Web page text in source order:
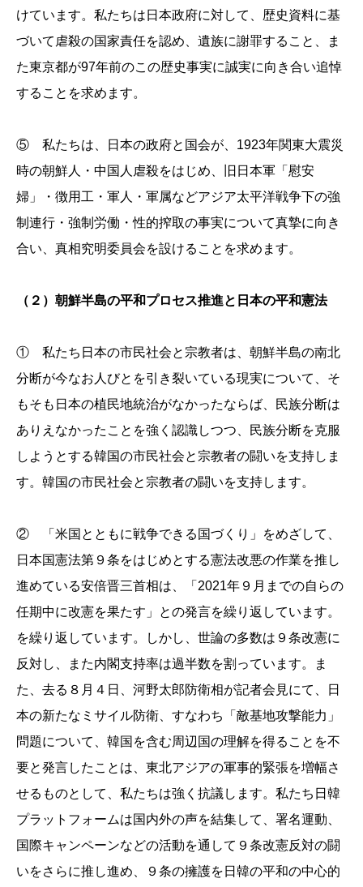
けています。私たちは日本政府に対して、歴史資料に基
づいて虐殺の国家責任を認め、遺族に謝罪すること、ま
た東京都が97年前のこの歴史事実に誠実に向き合い追悼
することを求めます。
⑤ 私たちは、日本の政府と国会が、1923年関東大震災
時の朝鮮人・中国人虐殺をはじめ、旧日本軍「慰安
婦」・徴用工・軍人・軍属などアジア太平洋戦争下の強
制連行・強制労働・性的搾取の事実について真摯に向き
合い、真相究明委員会を設けることを求めます。
（２）朝鮮半島の平和プロセス推進と日本の平和憲法
① 私たち日本の市民社会と宗教者は、朝鮮半島の南北
分断が今なお人びとを引き裂いている現実について、そ
もそも日本の植民地統治がなかったならば、民族分断は
ありえなかったことを強く認識しつつ、民族分断を克服
しようとする韓国の市民社会と宗教者の闘いを支持しま
す。韓国の市民社会と宗教者の闘いを支持します。
② 「米国とともに戦争できる国づくり」をめざして、
日本国憲法第９条をはじめとする憲法改悪の作業を推し
進めている安倍晋三首相は、「2021年９月までの自らの
任期中に改憲を果たす」との発言を繰り返しています。
を繰り返しています。しかし、世論の多数は９条改憲に
反対し、また内閣支持率は過半数を割っています。ま
た、去る８月４日、河野太郎防衛相が記者会見にて、日
本の新たなミサイル防衛、すなわち「敵基地攻撃能力」
問題について、韓国を含む周辺国の理解を得ることを不
要と発言したことは、東北アジアの軍事的緊張を増幅さ
せるものとして、私たちは強く抗議します。私たち日韓
プラットフォームは国内外の声を結集して、署名運動、
国際キャンペーンなどの活動を通して９条改憲反対の闘
いをさらに推し進め、９条の擁護を日韓の平和の中心的